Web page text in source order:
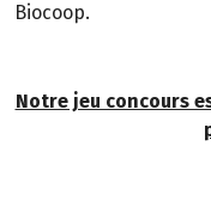
Biocoop.
Notre jeu concours